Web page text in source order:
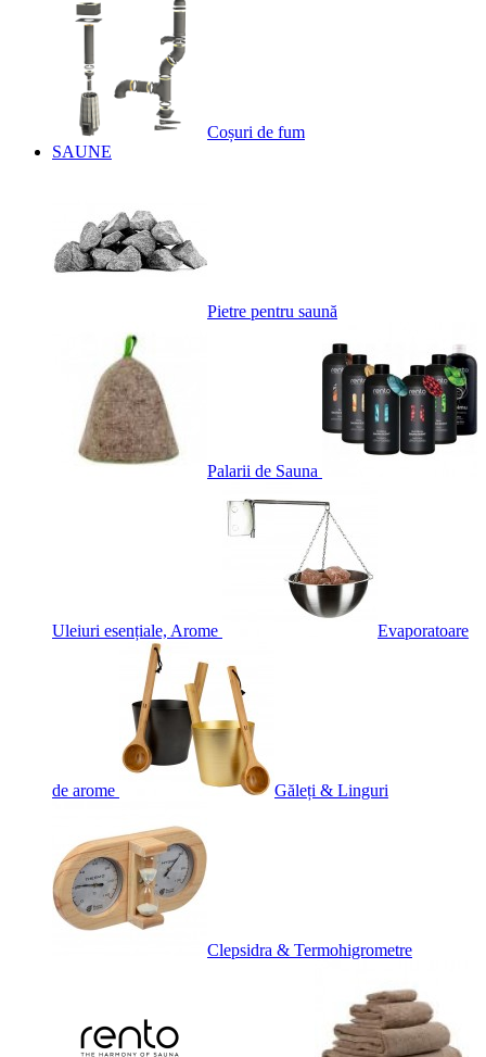
Coșuri de fum
SAUNE
Pietre pentru saună
Palarii de Sauna
Uleiuri esențiale, Arome Evaporatoare
de arome Găleți & Linguri
Clepsidra & Termohigrometre